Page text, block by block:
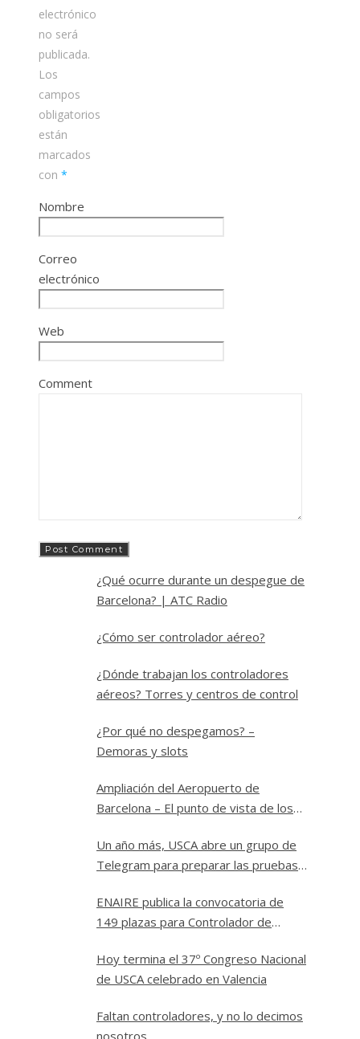
electrónico
no será
publicada.
Los
campos
obligatorios
están
marcados
con *
Nombre
Correo
electrónico
Web
Comment
¿Qué ocurre durante un despegue de
Barcelona? | ATC Radio
¿Cómo ser controlador aéreo?
¿Dónde trabajan los controladores
aéreos? Torres y centros de control
¿Por qué no despegamos? –
Demoras y slots
Ampliación del Aeropuerto de
Barcelona – El punto de vista de los
Un año más, USCA abre un grupo de
Telegram para preparar las pruebas
ENAIRE publica la convocatoria de
149 plazas para Controlador de
Hoy termina el 37º Congreso Nacional
de USCA celebrado en Valencia
Faltan controladores, y no lo decimos